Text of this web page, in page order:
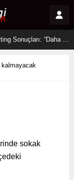
2 Ağustos 2026 Sosyal Medya Reyting Sonuçları: “Daha 17” Ekranlara Ambargo Koydu!
sokak